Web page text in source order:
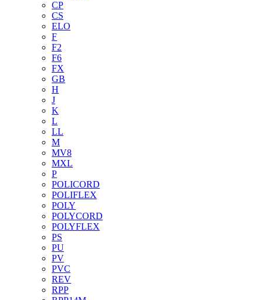
CP
CS
ELO
F
F2
F6
FX
GB
H
J
K
L
LL
M
MV8
MXL
P
POLICORD
POLIFLEX
POLY
POLYCORD
POLYFLEX
PS
PU
PV
PVC
REV
RPP